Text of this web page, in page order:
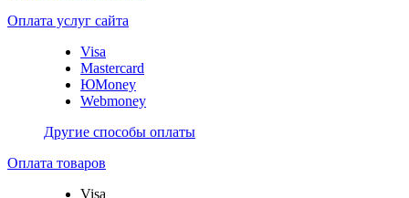
Оплата услуг сайта
Visa
Mastercard
ЮMoney
Webmoney
Другие способы оплаты
Оплата товаров
Visa